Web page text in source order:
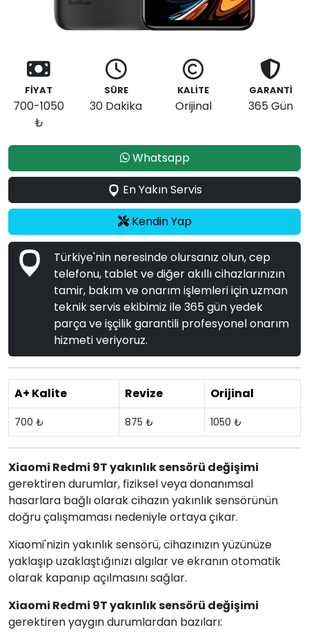
FİYAT
700-1050
₺
SÜRE
30 Dakika
KALİTE
Orijinal
GARANTİ
365 Gün
Whatsapp
En Yakın Servis
Kendin Yap
Türkiye'nin neresinde olursanız olun, cep
telefonu, tablet ve diğer akıllı cihazlarınızın
tamir, bakım ve onarım işlemleri için uzman
teknik servis ekibimiz ile 365 gün yedek
parça ve işçilik garantili profesyonel onarım
hizmeti veriyoruz.
A+ Kalite Revize Orijinal
700 ₺ 875 ₺ 1050 ₺
Xiaomi Redmi 9T yakınlık sensörü değişimi
gerektiren durumlar, fiziksel veya donanımsal
hasarlara bağlı olarak cihazın yakınlık sensörünün
doğru çalışmaması nedeniyle ortaya çıkar.
Xiaomi'nizin yakınlık sensörü, cihazınızın yüzünüze
yaklaşıp uzaklaştığınızı algılar ve ekranın otomatik
olarak kapanıp açılmasını sağlar.
Xiaomi Redmi 9T yakınlık sensörü değişimi
gerektiren yaygın durumlardan bazıları: